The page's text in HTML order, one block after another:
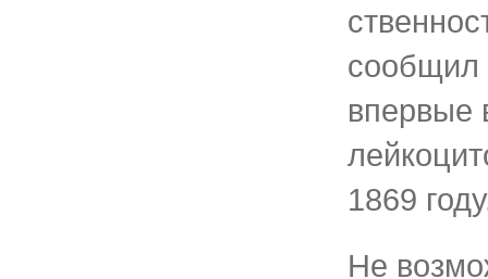
сообщил
впервые
1869
Не